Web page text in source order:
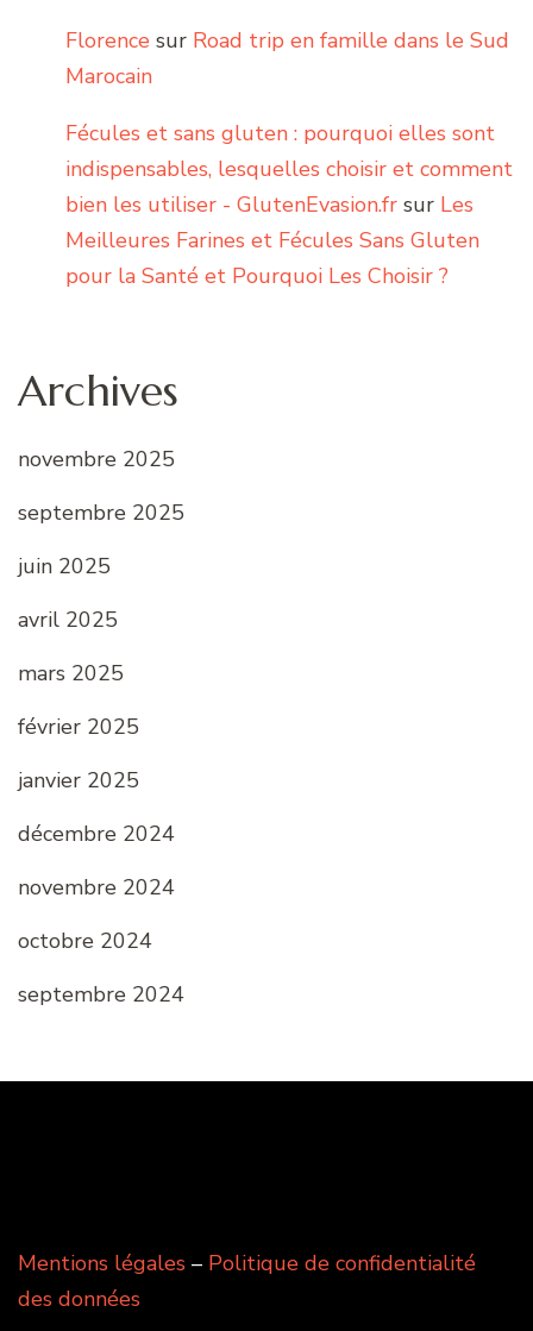
Florence sur Road trip en famille dans le Sud
Marocain
Fécules et sans gluten : pourquoi elles sont
indispensables, lesquelles choisir et comment
bien les utiliser - GlutenEvasion.fr sur Les
Meilleures Farines et Fécules Sans Gluten
pour la Santé et Pourquoi Les Choisir ?
Archives
novembre 2025
septembre 2025
juin 2025
avril 2025
mars 2025
février 2025
janvier 2025
décembre 2024
novembre 2024
octobre 2024
septembre 2024
Mentions légales – Politique de confidentialité
des données